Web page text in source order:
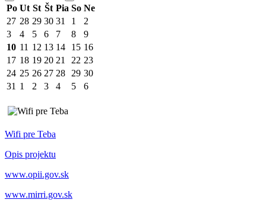
Po Ut St Št Pia So Ne
27 28 29 30 31 1
2
3
4 5 6 7 8
9
10 11 12 13 14 15 16
17 18 19 20 21 22 23
24 25 26 27 28 29 30
31 1 2 3 4 5 6
Wifi pre Teba
Opis projektu
www.opii.gov.sk
www.mirri.gov.sk